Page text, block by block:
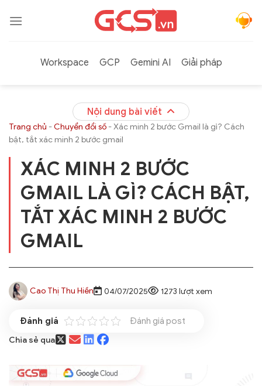
qua
Workspace
GCP Gemini AI Giải pháp
Nội dung bài viết
Trang chủ -Chuyển đổi số -Xác minh 2 bước Gmail là gì? Cách
bật, tắt xác minh 2 bước gmail
XÁC MINH 2 BƯỚC
GMAIL LÀ GÌ? CÁCH BẬT,
TẮT XÁC MINH 2 BƯỚC
GMAIL
Cao Thị Thu Hiền 04/07/2025 1273 lượt xem
Đánh giá post
Chia sẻ qua